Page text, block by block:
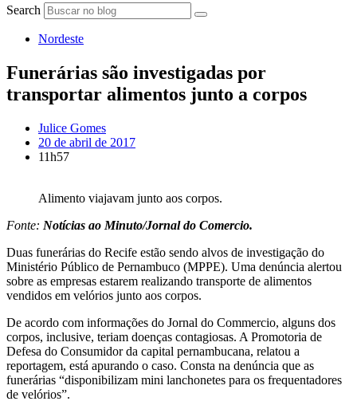
Search
Nordeste
Funerárias são investigadas por
transportar alimentos junto a corpos
Julice Gomes
20 de abril de 2017
11h57
Alimento viajavam junto aos corpos.
Fonte: Notícias ao Minuto/Jornal do Comercio.
Duas funerárias do Recife estão sendo alvos de investigação do
Ministério Público de Pernambuco (MPPE). Uma denúncia alertou
sobre as empresas estarem realizando transporte de alimentos
vendidos em velórios junto aos corpos.
De acordo com informações do Jornal do Commercio, alguns dos
corpos, inclusive, teriam doenças contagiosas. A Promotoria de
Defesa do Consumidor da capital pernambucana, relatou a
reportagem, está apurando o caso. Consta na denúncia que as
funerárias “disponibilizam mini lanchonetes para os frequentadores
de velórios”.